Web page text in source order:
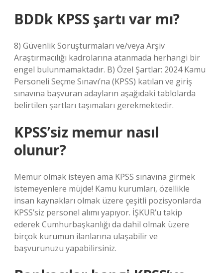
BDDk KPSS şartı var mı?
8) Güvenlik Soruşturmaları ve/veya Arşiv
Araştırmacılığı kadrolarına atanmada herhangi bir
engel bulunmamaktadır. B) Özel Şartlar: 2024 Kamu
Personeli Seçme Sınavı’na (KPSS) katılan ve giriş
sınavına başvuran adayların aşağıdaki tablolarda
belirtilen şartları taşımaları gerekmektedir.
KPSS’siz memur nasıl
olunur?
Memur olmak isteyen ama KPSS sınavına girmek
istemeyenlere müjde! Kamu kurumları, özellikle
insan kaynakları olmak üzere çeşitli pozisyonlarda
KPSS’siz personel alımı yapıyor. İŞKUR’u takip
ederek Cumhurbaşkanlığı da dahil olmak üzere
birçok kurumun ilanlarına ulaşabilir ve
başvurunuzu yapabilirsiniz.